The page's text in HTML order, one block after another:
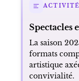
Spectacles
La saison
formats
artistique
convivialité.